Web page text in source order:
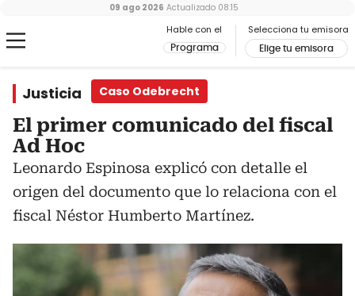
Hable con el
Programa
Selecciona tu emisora
Elige tu emisora
09 ago 2026 Actualizado 08:15
Justicia Caso Odebrecht
El primer comunicado del fiscal
Ad Hoc
Leonardo Espinosa explicó con detalle el
origen del documento que lo relaciona con el
fiscal Néstor Humberto Martínez.